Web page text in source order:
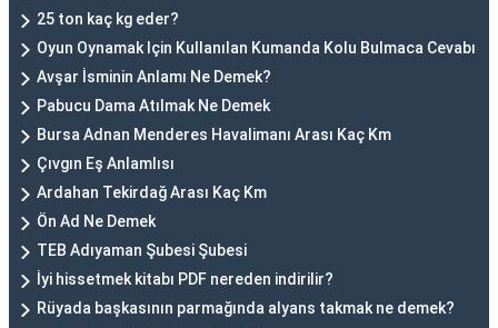
25 ton kaç kg eder?
Oyun Oynamak Için Kullanılan Kumanda Kolu Bulmaca Cevabı
Avşar İsminin Anlamı Ne Demek?
Pabucu Dama Atılmak Ne Demek
Bursa Adnan Menderes Havalimanı Arası Kaç Km
Çıvgın Eş Anlamlısı
Ardahan Tekirdağ Arası Kaç Km
Ön Ad Ne Demek
TEB Adıyaman Şubesi Şubesi
İyi hissetmek kitabı PDF nereden indirilir?
Rüyada başkasının parmağında alyans takmak ne demek?